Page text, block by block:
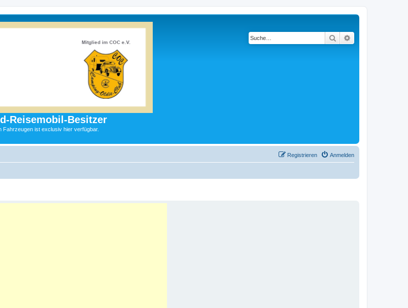
Reisemobil-Besitzer
Fahrzeugen ist exclusiv hier verfügbar.
Suche
Anmelden
Registrieren